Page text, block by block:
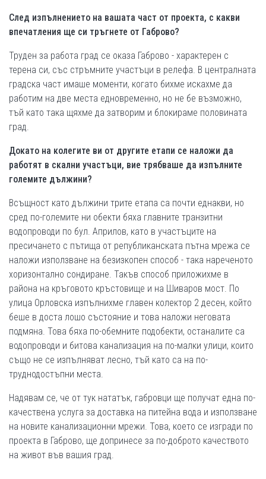
След изпълнението на вашата част от проекта, с какви
впечатления ще си тръгнете от Габрово?
Труден за работа град се оказа Габрово - характерен с
терена си, със стръмните участъци в релефа. В централната
градска част имаше моменти, когато бихме искахме да
работим на две места едновременно, но не бе възможно,
тъй като така щяхме да затворим и блокираме половината
град.
Докато на колегите ви от другите етапи се наложи да
работят в скални участъци, вие трябваше да изпълните
големите дължини?
Всъщност като дължини трите етапа са почти еднакви, но
сред по-големите ни обекти бяха главните транзитни
водопроводи по бул. Априлов, като в участъците на
пресичането с пътища от републиканската пътна мрежа се
наложи използване на безизкопен способ - така нареченото
хоризонтално сондиране. Такъв способ приложихме в
района на кръговото кръстовище и на Шиваров мост. По
улица Орловска изпълнихме главен колектор 2 десен, който
беше в доста лошо състояние и това наложи неговата
подмяна. Това бяха по-обемните подобекти, останалите са
водопроводи и битова канализация на по-малки улици, които
също не се изпълняват лесно, тъй като са на по-
труднодостъпни места.
Надявам се, че от тук нататък, габровци ще получат една по-
качествена услуга за доставка на питейна вода и използване
на новите канализационни мрежи. Това, което се изгради по
проекта в Габрово, ще допринесе за по-доброто качеството
на живот във вашия град.